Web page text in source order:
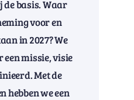
de basis. Waar
voor en
in 2027? We
een missie, visie
Met de
hebben we een